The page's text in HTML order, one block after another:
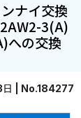
ナイ交換
3(A)
への交換
| No.184277